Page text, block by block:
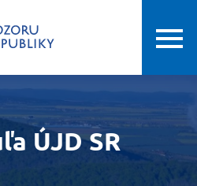
ÚJD SR